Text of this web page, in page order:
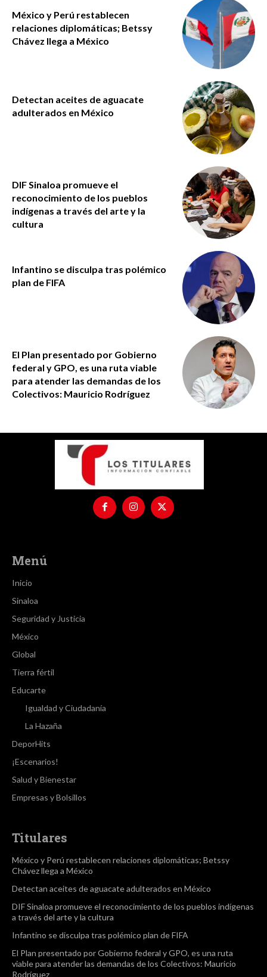
México y Perú restablecen
relaciones diplomáticas; Betssy
Chávez llega a México
Detectan aceites de aguacate
adulterados en México
DIF Sinaloa promueve el
reconocimiento de los pueblos
indígenas a través del arte y la
cultura
Infantino se disculpa tras polémico
plan de FIFA
El Plan presentado por Gobierno
federal y GPO, es una ruta viable
para atender las demandas de los
Colectivos: Mauricio Rodríguez
Menú
Inicio
Sinaloa
Seguridad y Justicia
México
Global
Tierra fértil
Educarte
Igualdad y Ciudadanía
La Hazaña
DeporHits
¡Escenarios!
Salud y Bienestar
Empresas y Bolsillos
Titulares
México y Perú restablecen relaciones diplomáticas; Betssy
Chávez llega a México
Detectan aceites de aguacate adulterados en México
DIF Sinaloa promueve el reconocimiento de los pueblos indígenas
a través del arte y la cultura
Infantino se disculpa tras polémico plan de FIFA
El Plan presentado por Gobierno federal y GPO, es una ruta
viable para atender las demandas de los Colectivos: Mauricio
Rodríguez